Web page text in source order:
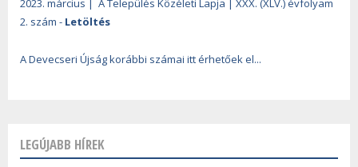
2023. március | A Település Közéleti Lapja | XXX. (XLV.) évfolyam
2. szám - Letöltés
A Devecseri Újság korábbi számai itt érhetőek el...
LEGÚJABB HÍREK